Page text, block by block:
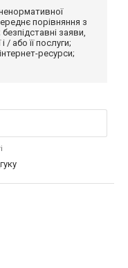
порівняння з
заяви,
/ або її послуги;
ресурси;